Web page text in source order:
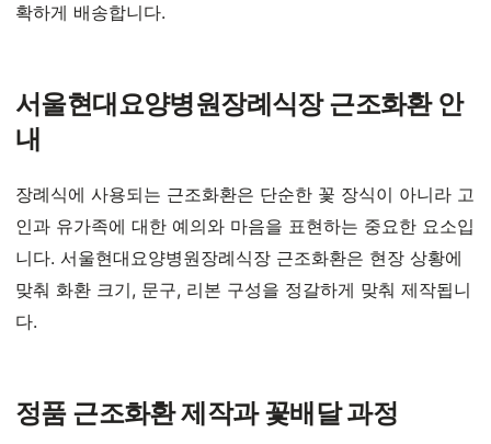
확하게 배송합니다.
서울현대요양병원장례식장 근조화환 안
내
장례식에 사용되는 근조화환은 단순한 꽃 장식이 아니라 고
인과 유가족에 대한 예의와 마음을 표현하는 중요한 요소입
니다. 서울현대요양병원장례식장 근조화환은 현장 상황에
맞춰 화환 크기, 문구, 리본 구성을 정갈하게 맞춰 제작됩니
다.
정품 근조화환 제작과 꽃배달 과정